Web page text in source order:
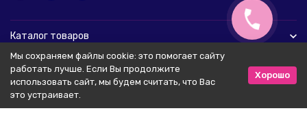
Каталог товаров
Помощь
Соглашение и Политика персональных данных
Мы сохраняем файлы cookie: это помогает сайту
работать лучше. Если Вы продолжите
использовать сайт, мы будем считать, что Вас
это устраивает.
Хорошо